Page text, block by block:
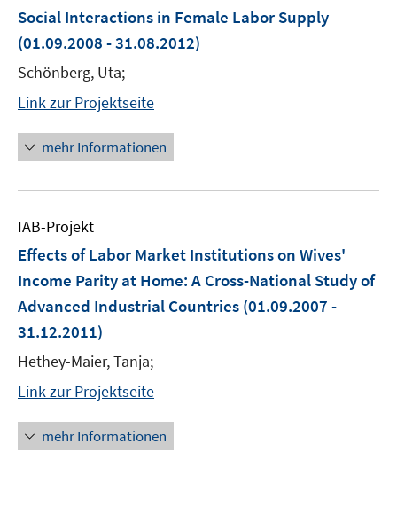
Social Interactions in Female Labor Supply
(01.09.2008 - 31.08.2012)
Schönberg, Uta;
Link zur Projektseite
mehr Informationen
IAB-Projekt
Effects of Labor Market Institutions on Wives'
Income Parity at Home: A Cross-National Study of
Advanced Industrial Countries (01.09.2007 -
31.12.2011)
Hethey-Maier, Tanja;
Link zur Projektseite
mehr Informationen